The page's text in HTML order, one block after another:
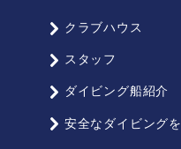
クラブハウス
スタッフ
ダイビング船紹介
安全なダイビングを